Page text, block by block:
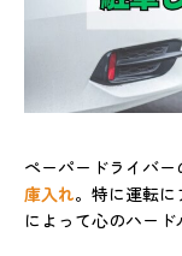
ペーパードライバー
庫入れ。特に運転
によって心のハード